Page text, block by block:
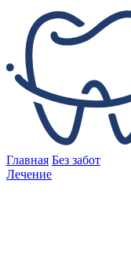
Главная Без забот
Лечение